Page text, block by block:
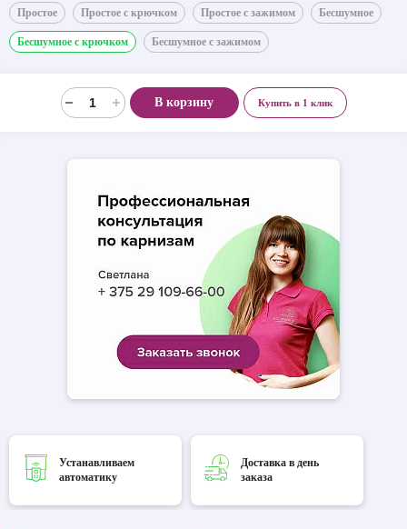
Простое Простое с крючком Простое с зажимом Бесшумное
Бесшумное с крючком Бесшумное с зажимом
В корзину Купить в 1 клик
Устанавливаем
автоматику
Доставка в день
заказа